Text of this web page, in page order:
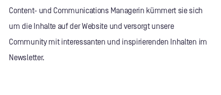
Content- und Communications Managerin kümmert sie sich
um die Inhalte auf der Website und versorgt unsere
Community mit interessanten und inspirierenden Inhalten im
Newsletter.